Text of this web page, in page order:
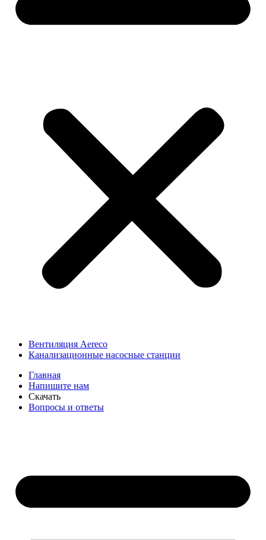
Вентиляция Aereco
Канализационные насосные станции
Главная
Напишите нам
Скачать
Вопросы и ответы